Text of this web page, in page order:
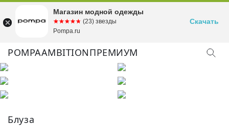
POMPAAMBITIONПРЕМИУМ
КУПИТЬ ОБРАЗ
Блуза
Магазин модной одежды
☆☆☆☆☆
★★★★★ (23) звезды
Pompa.ru
Скачать